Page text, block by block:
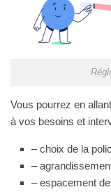
Vous pourrez en
à vos besoins et
– choix de la
–
– espacement